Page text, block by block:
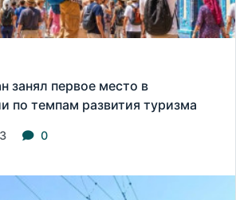
занял первое место в
по темпам развития туризма
0